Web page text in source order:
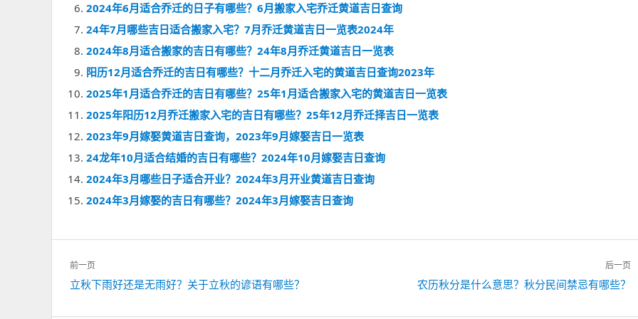
2024年6月适合乔迁的日子有哪些？6月搬家入宅乔迁黄道吉日查询
24年7月哪些吉日适合搬家入宅？7月乔迁黄道吉日一览表2024年
2024年8月适合搬家的吉日有哪些？24年8月乔迁黄道吉日一览表
阳历12月适合乔迁的吉日有哪些？十二月乔迁入宅的黄道吉日查询2023年
2025年1月适合乔迁的吉日有哪些？25年1月适合搬家入宅的黄道吉日一览表
2025年阳历12月乔迁搬家入宅的吉日有哪些？25年12月乔迁择吉日一览表
2023年9月嫁娶黄道吉日查询，2023年9月嫁娶吉日一览表
24龙年10月适合结婚的吉日有哪些？2024年10月嫁娶吉日查询
2024年3月哪些日子适合开业？2024年3月开业黄道吉日查询
2024年3月嫁娶的吉日有哪些？2024年3月嫁娶吉日查询
文
章
导
航
前一页
上
篇：
立秋下雨好还是无雨好？关于立秋的谚语有哪些？
后一页
篇：
农历秋分是什么意思？秋分民间禁忌有哪些？